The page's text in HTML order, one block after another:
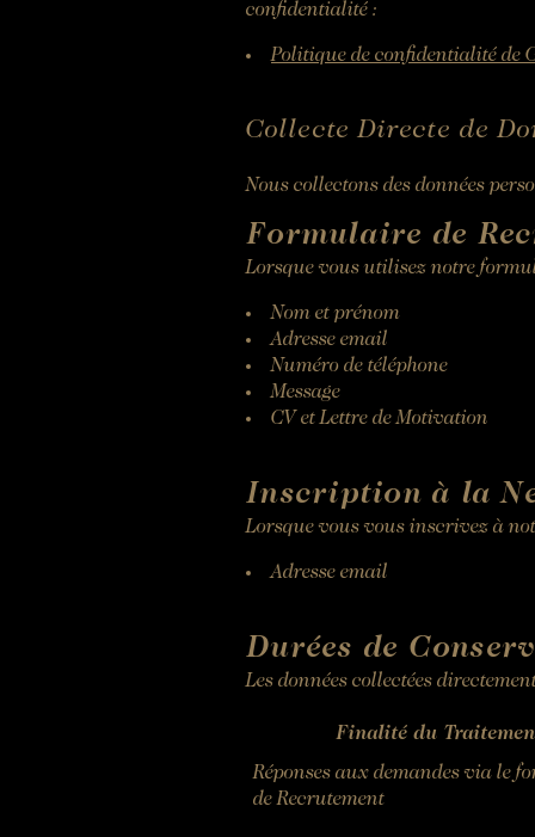
confidentialité :
Politique de confidentialité de
Collecte Directe de
Nous collectons des données
Formulaire de
Lorsque vous utilisez notre
Nom et prénom
Adresse email
Numéro de téléphone
Message
CV et Lettre de Motivation
Inscription à la
Lorsque vous vous inscrivez à
Adresse email
Durées de
Les données collectées
Finalité du
Réponses aux demandes via le
de Recrutement